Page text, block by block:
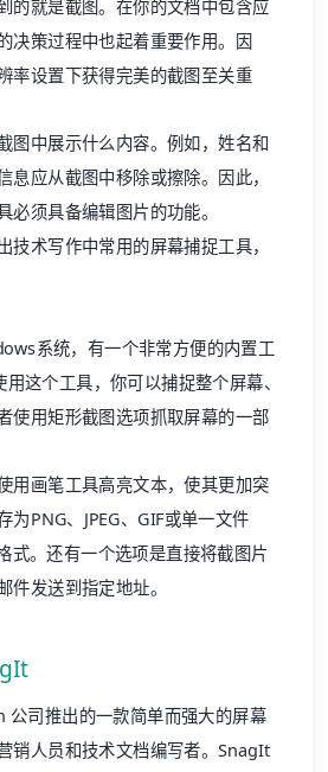
的就是截图。在你的文档中包含应
决策过程中也起着重要作用。因
率设置下获得完美的截图至关重
图中展示什么内容。例如，姓名和
息应从截图中移除或擦除。因此，
必须具备编辑图片的功能。
技术写作中常用的屏幕捕捉工具，
系统，有一个非常方便的内置工
用这个工具，你可以捕捉整个屏幕、
使用矩形截图选项抓取屏幕的一部
用画笔工具高亮文本，使其更加突
为PNG、JPEG、GIF或单一文件
式。还有一个选项是直接将截图片
件发送到指定地址。
司推出的一款简单而强大的屏幕
销人员和技术文档编写者。SnagIt